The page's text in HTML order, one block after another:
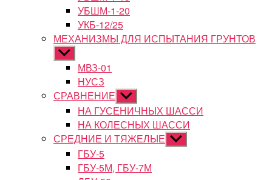
УБШМ-1-20
УКБ-12/25
МЕХАНИЗМЫ ДЛЯ ИСПЫТАНИЯ ГРУНТОВ
Показывать
подменюМВЗ-01
НУСЗ
СРАВНЕНИЕ Показывать
подменю
НА ГУСЕНИЧНЫХ ШАССИ
НА КОЛЕСНЫХ ШАССИ
СРЕДНИЕ И ТЯЖЕЛЫЕ Показывать
подменю
ГБУ-5
ГБУ-5М, ГБУ-7М